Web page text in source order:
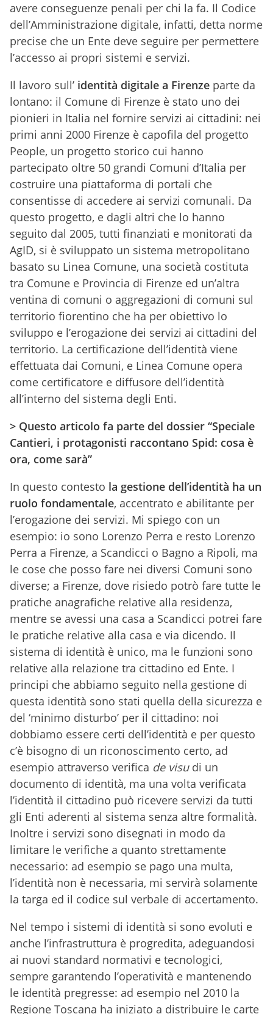
avere conseguenze penali per chi la fa. Il Codice
dell’Amministrazione digitale, infatti, detta norme
precise che un Ente deve seguire per permettere
l’accesso ai propri sistemi e servizi.
Il lavoro sull’ identità digitale a Firenze parte da
lontano: il Comune di Firenze è stato uno dei
pionieri in Italia nel fornire servizi ai cittadini: nei
primi anni 2000 Firenze è capofila del progetto
People, un progetto storico cui hanno
partecipato oltre 50 grandi Comuni d’Italia per
costruire una piattaforma di portali che
consentisse di accedere ai servizi comunali. Da
questo progetto, e dagli altri che lo hanno
seguito dal 2005, tutti finanziati e monitorati da
AgID, si è sviluppato un sistema metropolitano
basato su Linea Comune, una società costituta
tra Comune e Provincia di Firenze ed un’altra
ventina di comuni o aggregazioni di comuni sul
territorio fiorentino che ha per obiettivo lo
sviluppo e l’erogazione dei servizi ai cittadini del
territorio. La certificazione dell’identità viene
effettuata dai Comuni, e Linea Comune opera
come certificatore e diffusore dell’identità
all’interno del sistema degli Enti.
> Questo articolo fa parte del dossier “Speciale
Cantieri, i protagonisti raccontano Spid: cosa è
ora, come sarà”
In questo contesto la gestione dell’identità ha un
ruolo fondamentale, accentrato e abilitante per
l’erogazione dei servizi. Mi spiego con un
esempio: io sono Lorenzo Perra e resto Lorenzo
Perra a Firenze, a Scandicci o Bagno a Ripoli, ma
le cose che posso fare nei diversi Comuni sono
diverse; a Firenze, dove risiedo potrò fare tutte le
pratiche anagrafiche relative alla residenza,
mentre se avessi una casa a Scandicci potrei fare
le pratiche relative alla casa e via dicendo. Il
sistema di identità è unico, ma le funzioni sono
relative alla relazione tra cittadino ed Ente. I
principi che abbiamo seguito nella gestione di
questa identità sono stati quella della sicurezza e
del ‘minimo disturbo’ per il cittadino: noi
dobbiamo essere certi dell’identità e per questo
c’è bisogno di un riconoscimento certo, ad
esempio attraverso verifica de visudi un
documento di identità, ma una volta verificata
l’identità il cittadino può ricevere servizi da tutti
gli Enti aderenti al sistema senza altre formalità.
Inoltre i servizi sono disegnati in modo da
limitare le verifiche a quanto strettamente
necessario: ad esempio se pago una multa,
l’identità non è necessaria, mi servirà solamente
la targa ed il codice sul verbale di accertamento.
Nel tempo i sistemi di identità si sono evoluti e
anche l’infrastruttura è progredita, adeguandosi
ai nuovi standard normativi e tecnologici,
sempre garantendo l’operatività e mantenendo
le identità pregresse: ad esempio nel 2010 la
Regione Toscana ha iniziato a distribuire le carte